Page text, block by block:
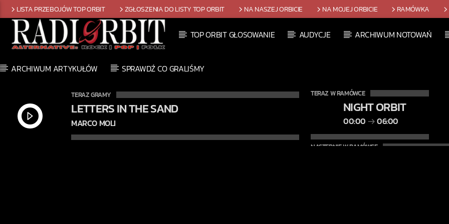
LISTA PRZEBOJÓW TOP ORBIT ZGŁOSZENIA DO LISTY TOP ORBIT NA NASZEJ ORBICIE NA MOJEJ ORBICIE RAMÓWKA
TOP ORBIT GŁOSOWANIE AUDYCJE ARCHIWUM NOTOWAŃ
ARCHIWUM ARTYKUŁÓW SPRAWDŹ CO GRALIŚMY
TERAZ GRAMY
LETTERS IN THE SAND
MARCO MOLI
TERAZ W RAMÓWCE
NIGHT ORBIT
00:00 06:00
NASTĘPNIE W RAMÓWCE